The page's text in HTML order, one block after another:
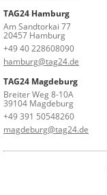
TAG24 Hamburg
Am Sandtorkai 77
20457 Hamburg
+49 40 228608090
hamburg@tag24.de
TAG24 Magdeburg
Breiter Weg 8-10A
39104 Magdeburg
+49 391 50548260
magdeburg@tag24.de